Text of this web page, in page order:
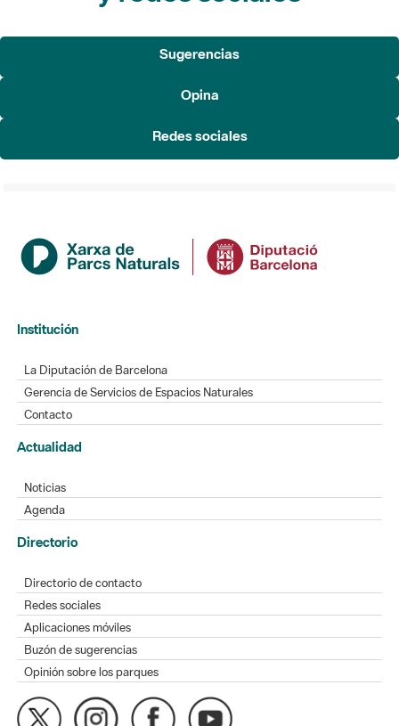
Institución
Gerencia de Servicios de Espacios Naturales
Actualidad
Noticias
Agenda
Directorio de contacto
Redes sociales
Buzón de sugerencias
Opinión sobre los parques
MAPA WEB AVISO LEGAL ACCESIBILIDAD